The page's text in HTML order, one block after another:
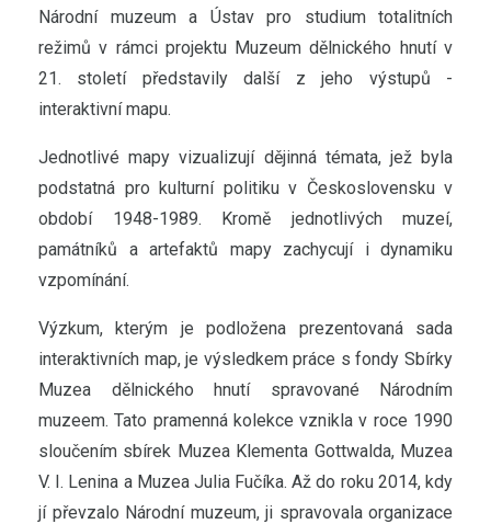
Národní muzeum a Ústav pro studium totalitních
režimů v rámci projektu Muzeum dělnického hnutí v
21. století představily další z jeho výstupů -
interaktivní mapu.
Jednotlivé mapy vizualizují dějinná témata, jež byla
podstatná pro kulturní politiku v Československu v
období 1948-1989. Kromě jednotlivých muzeí,
památníků a artefaktů mapy zachycují i dynamiku
vzpomínání.
Výzkum, kterým je podložena prezentovaná sada
interaktivních map, je výsledkem práce s fondy Sbírky
Muzea dělnického hnutí spravované Národním
muzeem. Tato pramenná kolekce vznikla v roce 1990
sloučením sbírek Muzea Klementa Gottwalda, Muzea
V. I. Lenina a Muzea Julia Fučíka. Až do roku 2014, kdy
jí převzalo Národní muzeum, ji spravovala organizace